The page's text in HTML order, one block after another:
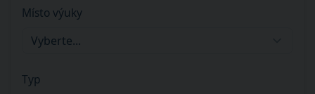
Místo výuky
Vyberte...
Typ